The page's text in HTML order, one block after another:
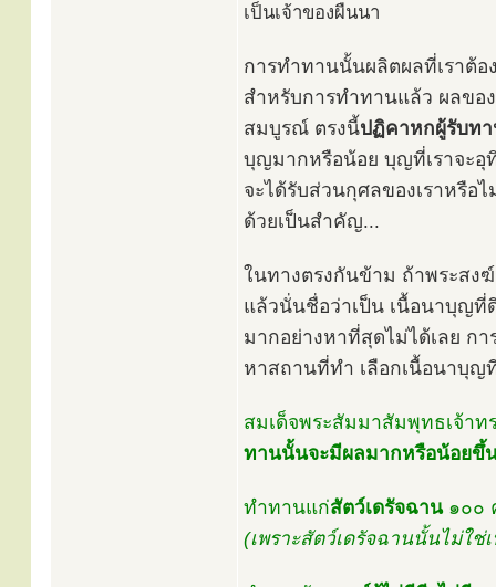
เป็นเจ้าของผืนนา
การทำทานนั้นผลิตผลที่เราต้
สำหรับการทำทานแล้ว ผลขอ
สมบูรณ์ ตรงนี้ปฏิคาหกผู้รับท
บุญมากหรือน้อย บุญที่เราจะอุ
จะได้รับส่วนกุศลของเราหรื
ด้วยเป็นสำคัญ...
ในทางตรงกันข้าม ถ้าพระสง
แล้วนั่นชื่อว่าเป็น เนื้อนาบุญที่
มากอย่างหาที่สุดไม่ได้เลย ก
หาสถานที่ทำ เลือกเนื้อนาบุญที่
สมเด็จพระสัมมาสัมพุทธเจ้าท
ทานนั้นจะมีผลมากหรือน้อยขึ้
ทำทานแก่สัตว์เดรัจฉาน๑๐๐
(เพราะสัตว์เดรัจฉานนั้นไม่ใช่